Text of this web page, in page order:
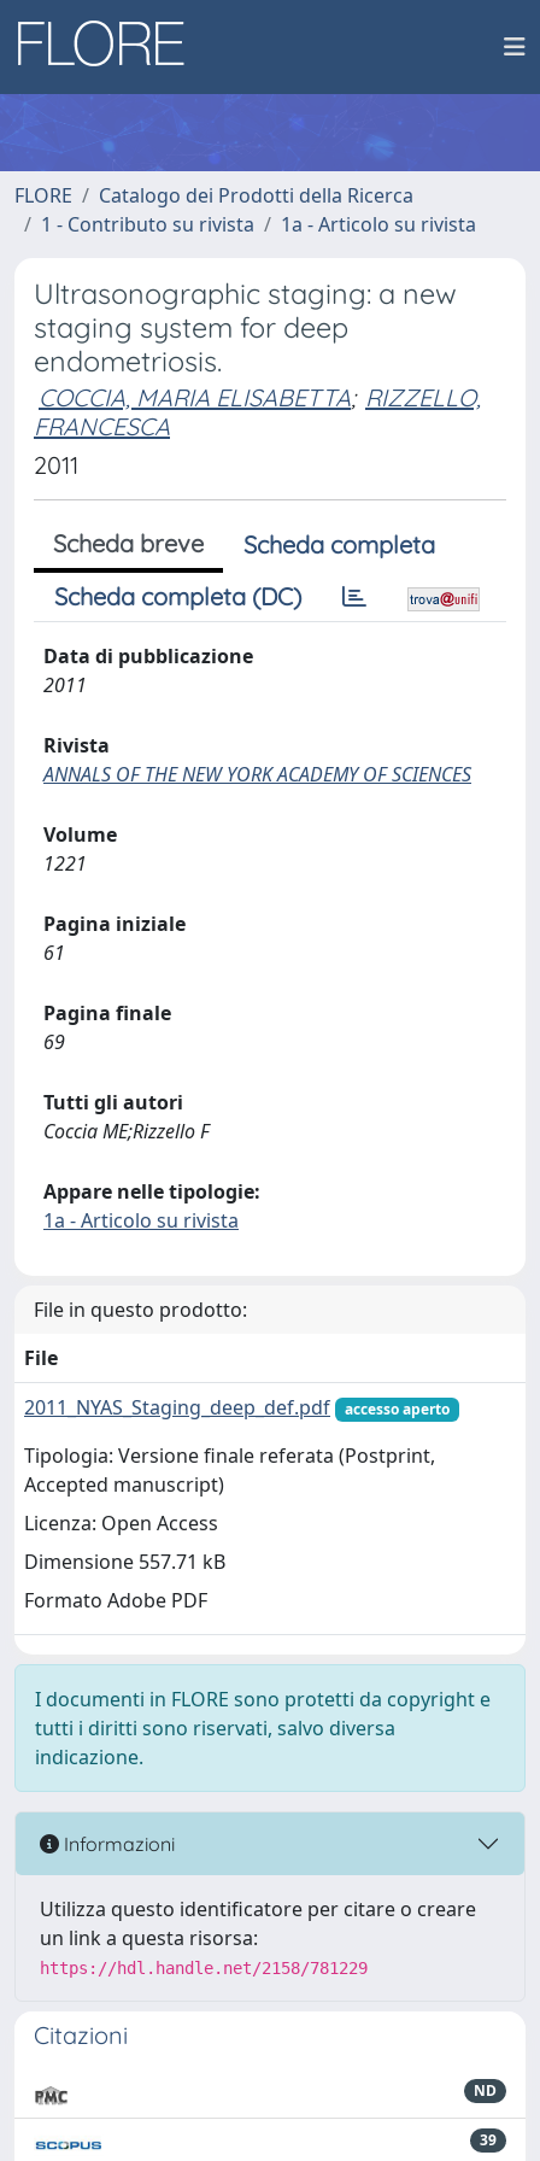
FLORE
Catalogo dei Prodotti della Ricerca
1 - Contributo su rivista
1a - Articolo su rivista
Ultrasonographic staging: a new
staging system for deep
endometriosis.
COCCIA, MARIA ELISABETTA; RIZZELLO,
FRANCESCA
2011
Scheda breve
Scheda completa
Scheda completa (DC)
Data di pubblicazione
2011
Rivista
ANNALS OF THE NEW YORK ACADEMY OF SCIENCES
Volume
1221
Pagina iniziale
61
Pagina finale
69
Tutti gli autori
Coccia ME;Rizzello F
Appare nelle tipologie:
1a - Articolo su rivista
File in questo prodotto:
File
2011_NYAS_Staging_deep_def.pdf
accesso aperto
Tipologia: Versione finale referata (Postprint,
Accepted manuscript)
Licenza: Open Access
Dimensione 557.71 kB
Formato Adobe PDF
I documenti in FLORE sono protetti da copyright e
tutti i diritti sono riservati, salvo diversa
indicazione.
Informazioni
Utilizza questo identificatore per citare o creare
un link a questa risorsa:
https://hdl.handle.net/2158/781229
Citazioni
ND
39